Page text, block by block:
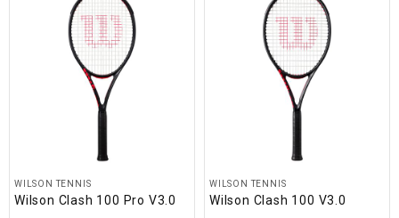
WILSON TENNIS
Wilson Clash 100 Pro V3.0
WILSON TENNIS
Wilson Clash 100 V3.0